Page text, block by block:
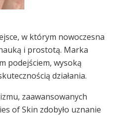
w którym nowoczesna
i prostotą. Marka
podejściem, wysoką
działania.
zaawansowanych
of Skin zdobyło uznanie